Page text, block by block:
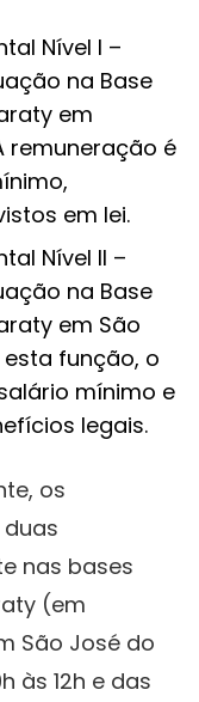
Nível I –
na Base
em
remuneração é
em lei.
Nível II –
na Base
em São
esta função, o
mínimo e
legais.
os
nas bases
(em
São José do
às 12h e das